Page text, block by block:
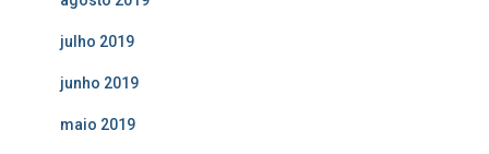
julho 2019
junho 2019
maio 2019